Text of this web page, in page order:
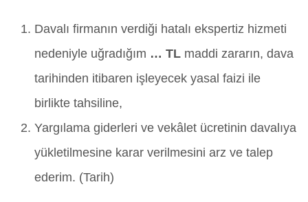
Davalı firmanın verdiği hatalı ekspertiz hizmeti
nedeniyle uğradığım … TL maddi zararın, dava
tarihinden itibaren işleyecek yasal faizi ile
birlikte tahsiline,
Yargılama giderleri ve vekâlet ücretinin davalıya
yükletilmesine karar verilmesini arz ve talep
ederim. (Tarih)